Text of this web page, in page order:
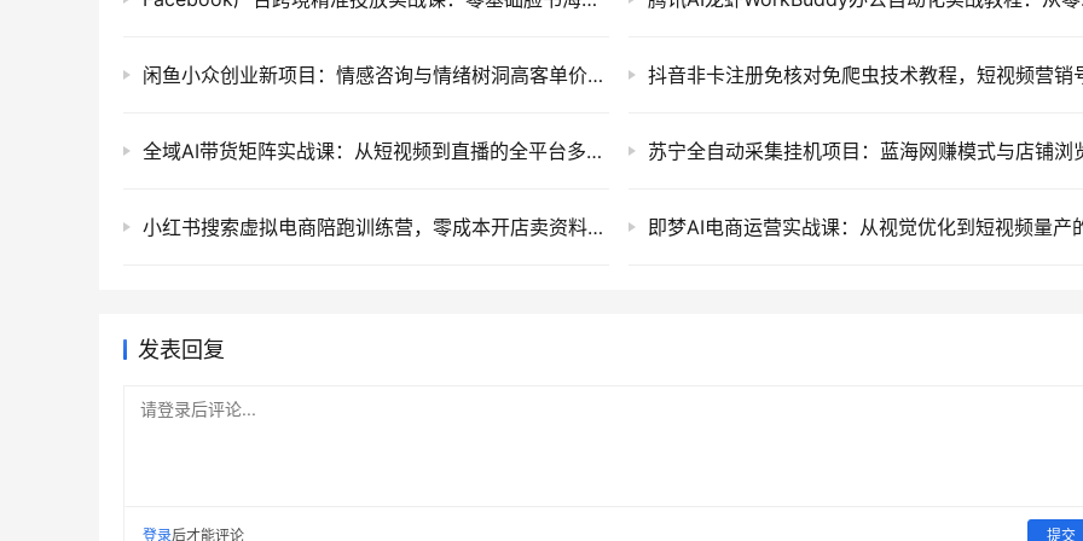
闲鱼小众创业新项目：情感咨询与情绪树洞高客单价私域变现运营教程
全域AI带货矩阵实战课：从短视频到直播的全平台多矩阵运营破局指南
小红书搜索虚拟电商陪跑训练营，零成本开店卖资料与全自动发货矩阵项目教程
发表回复
请登录后评论...
登录后才能评论 提交